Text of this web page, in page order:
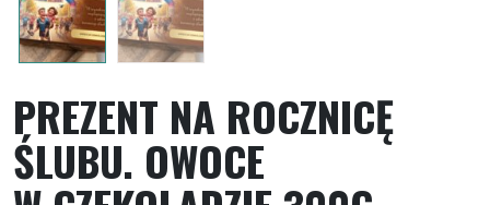
PREZENT NA ROCZNICĘ
ŚLUBU. OWOCE